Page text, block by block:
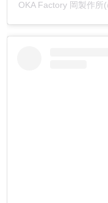
OKA Factory 岡製作所